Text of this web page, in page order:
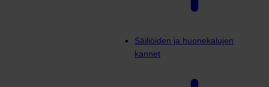
Säiliöiden ja huonekalujen
kannet